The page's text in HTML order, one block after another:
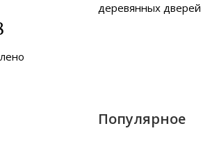
деревянных дверей
Популярное